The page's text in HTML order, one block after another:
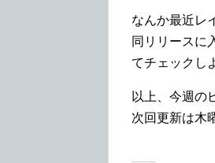
なんか最近レ
同リリースに
てチェックし
以上、今週の
次回更新は木